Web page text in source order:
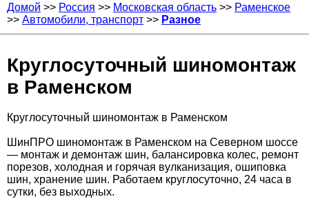
Домой >> Россия >> Московская область >> Раменское
>> Автомобили, транспорт >> Разное
Круглосуточный шиномонтаж
в Раменском
Круглосуточный шиномонтаж в Раменском
ШинПРО шиномонтаж в Раменском на Северном шоссе
— монтаж и демонтаж шин, балансировка колес, ремонт
порезов, холодная и горячая вулканизация, ошиповка
шин, хранение шин. Работаем круглосуточно, 24 часа в
сутки, без выходных.